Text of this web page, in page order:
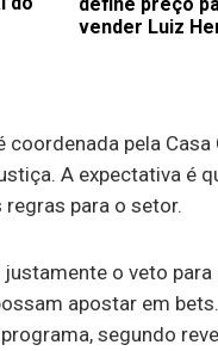
vender Luiz
pela
A expectativa é
para o setor.
o veto
apostar em
segundo